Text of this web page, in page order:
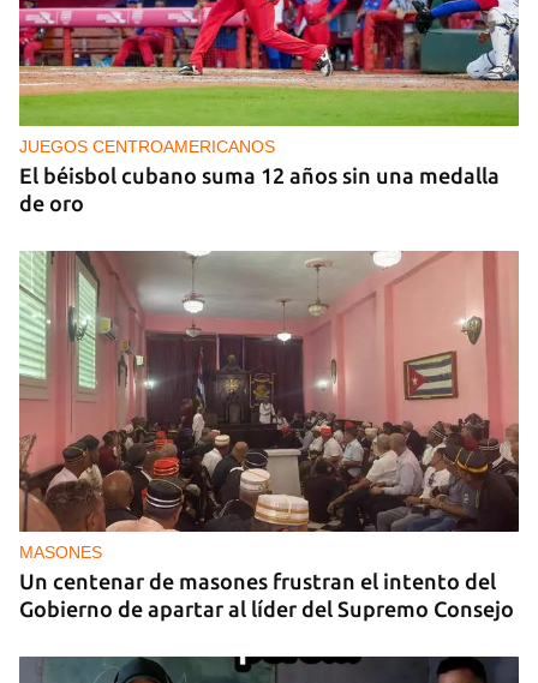
NICARAGUA
Ortega le teme a las elecciones porque le teme al
pueblo
JUEGOS CENTROAMERICANOS
El béisbol cubano suma 12 años sin una medalla
de oro
MASONES
Un centenar de masones frustran el intento del
Gobierno de apartar al líder del Supremo Consejo